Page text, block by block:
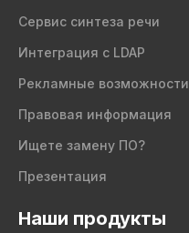
Сервис синтеза речи
Интеграция с LDAP
Рекламные возможности
Правовая информация
Ищете замену ПО?
Презентация
Наши продукты